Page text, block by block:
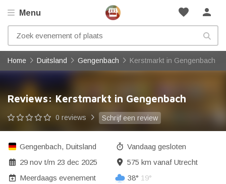
favorite person
Menu
Home Duitsland Gengenbach Kerstmarkt in Gengenbach
Reviews: Kerstmarkt in Gengenbach
0 reviews Schrijf een review
Gengenbach, Duitsland
29 novt/m 23 dec 2025
Meerdaags evenement
Vandaag gesloten
575 km vanaf Utrecht
38° 19°